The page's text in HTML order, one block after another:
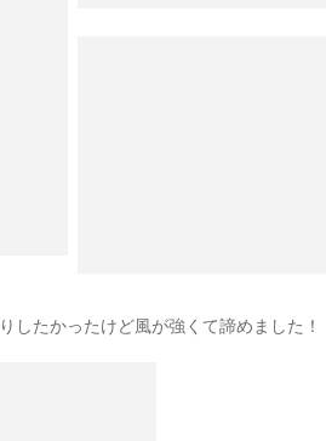
したかったけど風が強くて諦めました！